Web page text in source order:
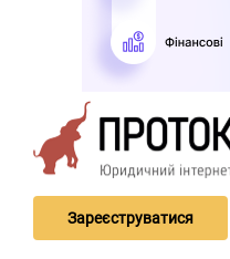
Зареєструватися